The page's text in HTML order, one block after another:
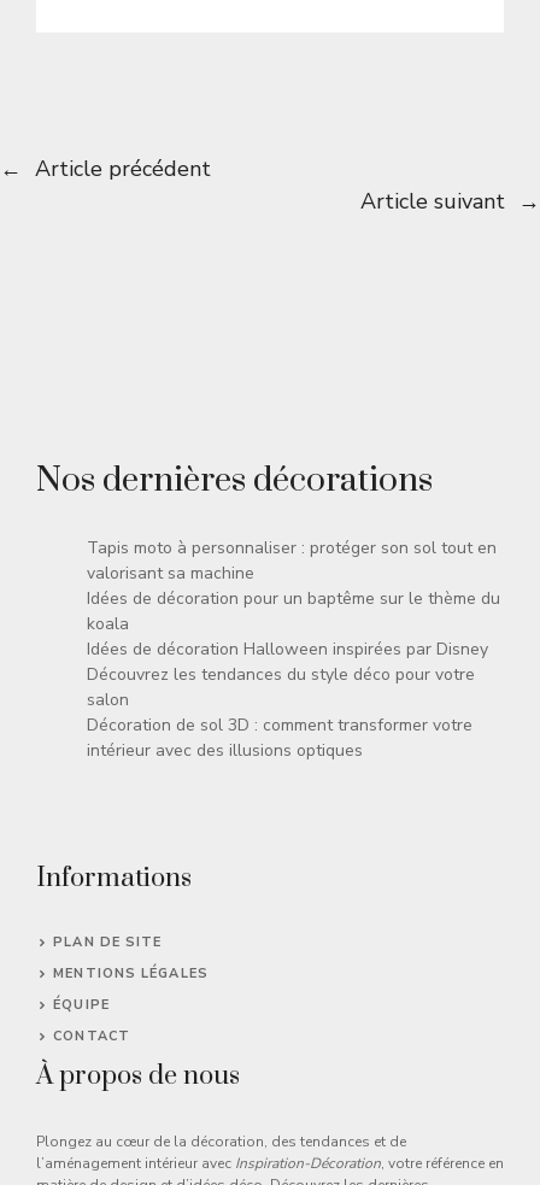
← Article précédent
Article suivant →
Nos dernières décorations
Tapis moto à personnaliser : protéger son sol tout en
valorisant sa machine
Idées de décoration pour un baptême sur le thème du
koala
Idées de décoration Halloween inspirées par Disney
Découvrez les tendances du style déco pour votre
salon
Décoration de sol 3D : comment transformer votre
intérieur avec des illusions optiques
Informations
PLAN DE SITE
MENTIONS LÉGALES
ÉQUIPE
CONTACT
À propos de nous
Plongez au cœur de la décoration, des tendances et de
l’aménagement intérieur avec Inspiration-Décoration, votre référence en